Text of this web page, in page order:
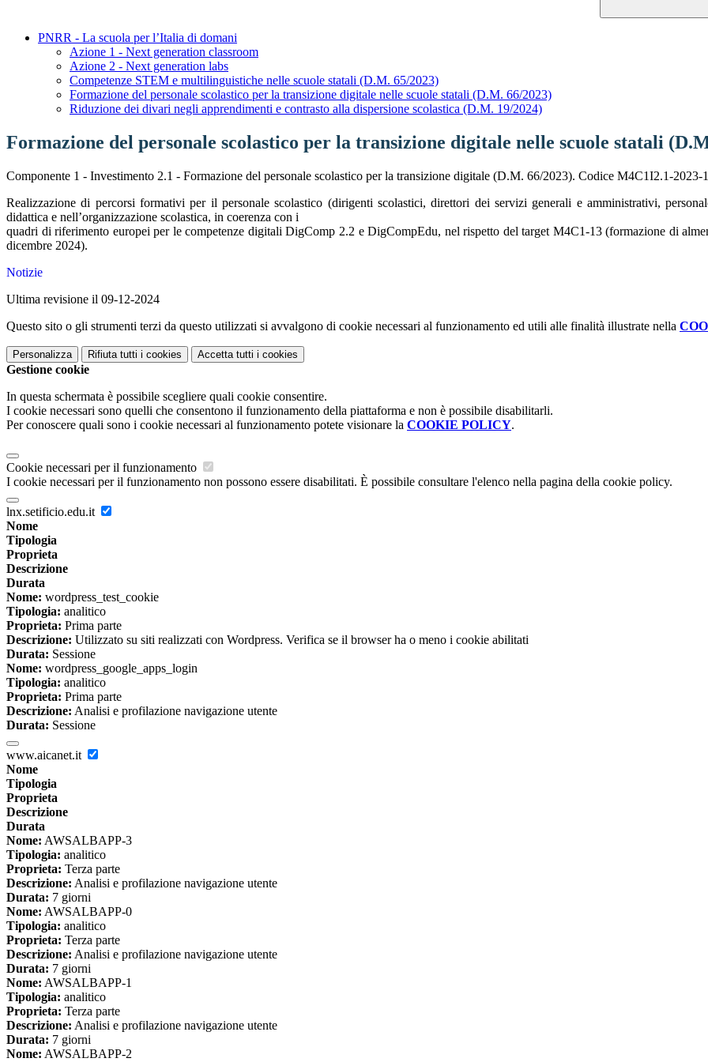
PNRR - La scuola per l’Italia di domani
Azione 1 - Next generation classroom
Azione 2 - Next generation labs
Competenze STEM e multilinguistiche nelle scuole statali (D.M. 65/2023)
Formazione del personale scolastico per la transizione digitale nelle scuole statali (D.M. 66/2023)
Riduzione dei divari negli apprendimenti e contrasto alla dispersione scolastica (D.M. 19/2024)
Formazione del personale scolastico per la transizione digitale nelle scuole statali
Componente 1 - Investimento 2.1 - Formazione del personale scolastico per la transizione digitale (D.M. 66/2023). Codice M4C1I2.1-2023-
Realizzazione di percorsi formativi per il personale scolastico (dirigenti scolastici, direttori dei servizi generali e amministrativi,
didattica e nell’organizzazione scolastica, in coerenza con i
quadri di riferimento europei per le competenze digitali DigComp 2.2 e DigCompEdu, nel rispetto del target M4C1-13 (formazione di
dicembre 2024).
Notizie
Ultima revisione il 09-12-2024
Questo sito o gli strumenti terzi da questo utilizzati si avvalgono di cookie necessari al funzionamento ed utili alle finalità illustrate nella
Personalizza Rifiuta tutti i cookies Accetta tutti i cookies
Gestione cookie
In questa schermata è possibile scegliere quali cookie consentire.
I cookie necessari sono quelli che consentono il funzionamento della piattaforma e non è possibile disabilitarli.
Per conoscere quali sono i cookie necessari al funzionamento potete visionare la COOKIE POLICY.
Cookie necessari per il funzionamento
I cookie necessari per il funzionamento non possono essere disabilitati. È possibile consultare l'elenco nella pagina della cookie policy.
lnx.setificio.edu.it
Nome
Tipologia
Proprieta
Descrizione
Durata
Nome: wordpress_test_cookie
Tipologia: analitico
Proprieta: Prima parte
Descrizione: Utilizzato su siti realizzati con Wordpress. Verifica se il browser ha o meno i cookie abilitati
Durata: Sessione
Nome: wordpress_google_apps_login
Tipologia: analitico
Proprieta: Prima parte
Descrizione: Analisi e profilazione navigazione utente
Durata: Sessione
www.aicanet.it
Nome
Tipologia
Proprieta
Descrizione
Durata
Nome: AWSALBAPP-3
Tipologia: analitico
Proprieta: Terza parte
Descrizione: Analisi e profilazione navigazione utente
Durata: 7 giorni
Nome: AWSALBAPP-0
Tipologia: analitico
Proprieta: Terza parte
Descrizione: Analisi e profilazione navigazione utente
Durata: 7 giorni
Nome: AWSALBAPP-1
Tipologia: analitico
Proprieta: Terza parte
Descrizione: Analisi e profilazione navigazione utente
Durata: 7 giorni
Nome: AWSALBAPP-2